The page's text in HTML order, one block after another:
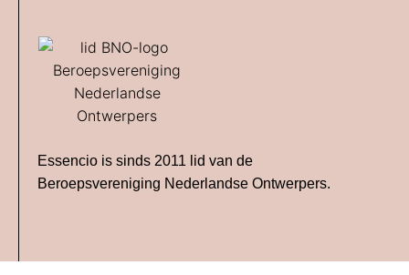
Essencio is sinds 2011 lid van de
Beroepsvereniging Nederlandse Ontwerpers.